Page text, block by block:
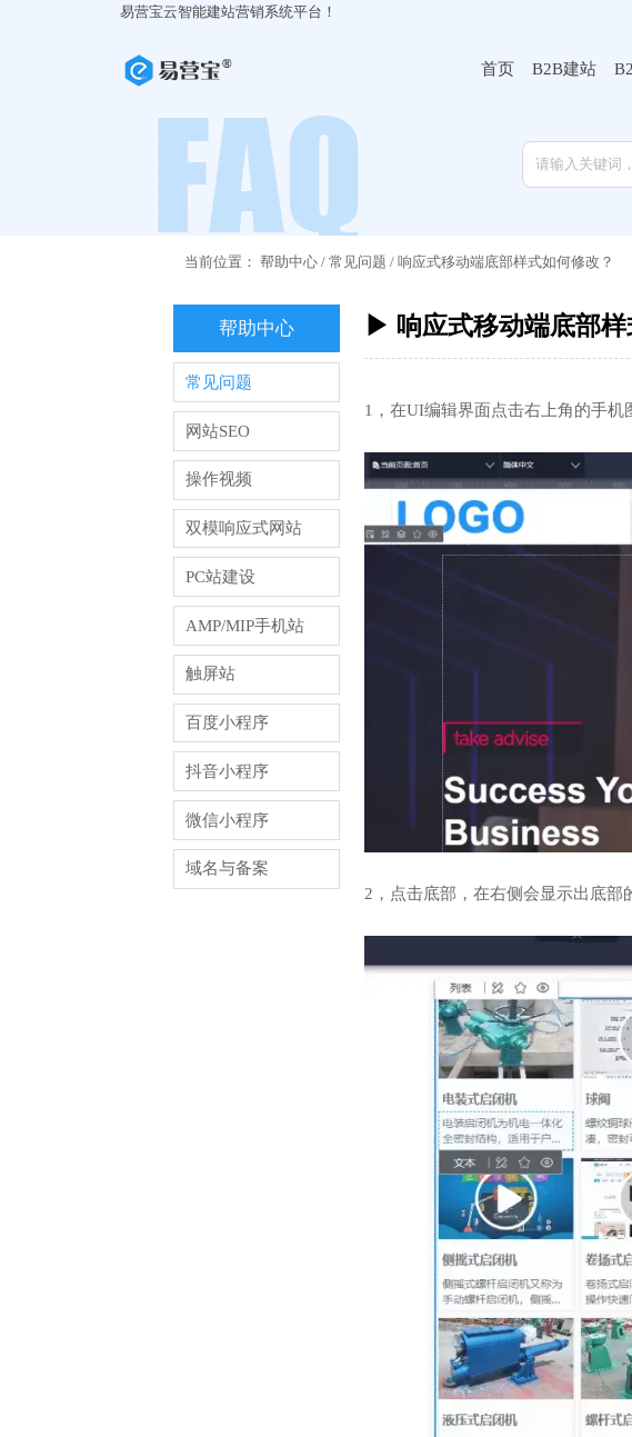
易营宝云智能建站营销系统平台！
首页 B2B建站
当前位置： 帮助中心/ 常见问题 / 响应式移动端底部样式如何修改？
帮助中心
常见问题
网站SEO
操作视频
双模响应式网站
PC站建设
AMP/MIP手机站
触屏站
百度小程序
抖音小程序
微信小程序
域名与备案
▶ 响应式移动端底部样
1，在UI编辑界面点击右上角的手机
2，点击底部，在右侧会显示出底部